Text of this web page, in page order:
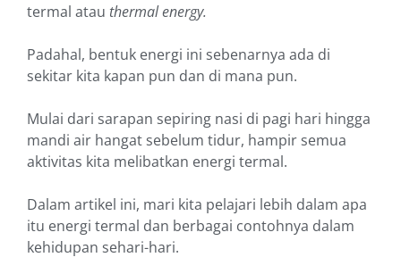
termal atau thermal energy.
Padahal, bentuk energi ini sebenarnya ada di
sekitar kita kapan pun dan di mana pun.
Mulai dari sarapan sepiring nasi di pagi hari hingga
mandi air hangat sebelum tidur, hampir semua
aktivitas kita melibatkan energi termal.
Dalam artikel ini, mari kita pelajari lebih dalam apa
itu energi termal dan berbagai contohnya dalam
kehidupan sehari-hari.